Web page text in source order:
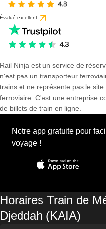
Évalué excellent
Rail Ninja est un service de
n'est pas un transporteur
trains et ne représente pas le
ferroviaire. C'est une entreprise
de billets de train en ligne.
Notre app gratuite pour
voyage !
Horaires Train de
Djeddah (KAIA)